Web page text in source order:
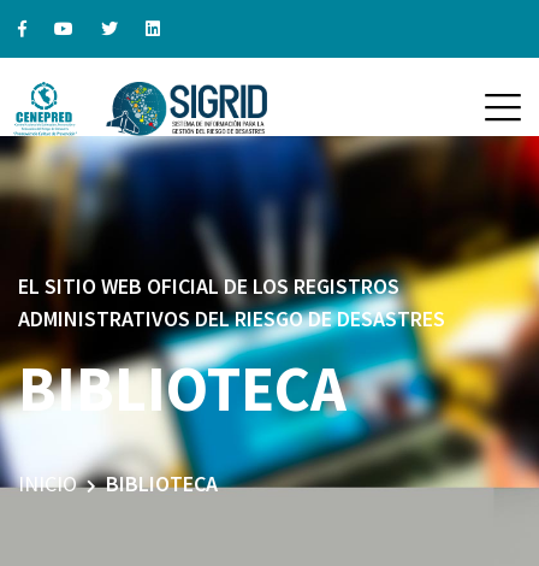
EL SITIO WEB OFICIAL DE LOS REGISTROS
ADMINISTRATIVOS DEL RIESGO DE DESASTRES
BIBLIOTECA
INICIO BIBLIOTECA